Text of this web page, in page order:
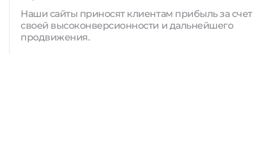
Наши сайты приносят клиентам прибыль за счет
своей высоконверсионности и дальнейшего
продвижения.